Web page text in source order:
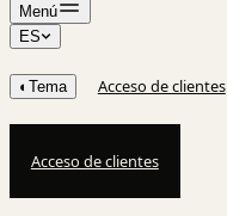
Menú
ES
◐ Tema Acceso de clientes
Acceso de clientes